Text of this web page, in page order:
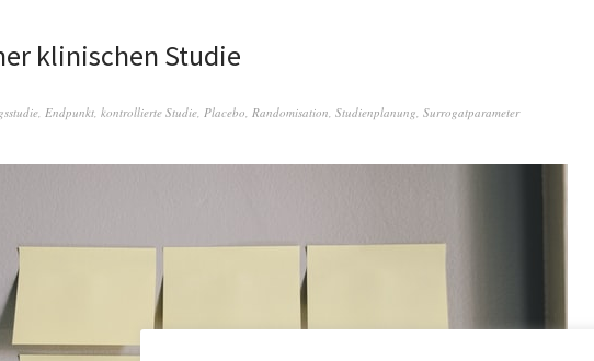
klinischen Studie
, Endpunkt, kontrollierte Studie, Placebo, Randomisation, Studienplanung, Surrogatparameter